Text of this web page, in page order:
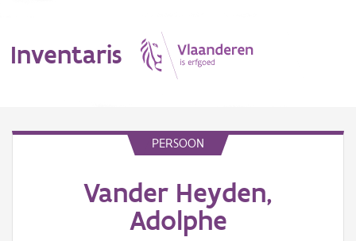
Inventaris
PERSOON
Vander Heyden,
Adolphe